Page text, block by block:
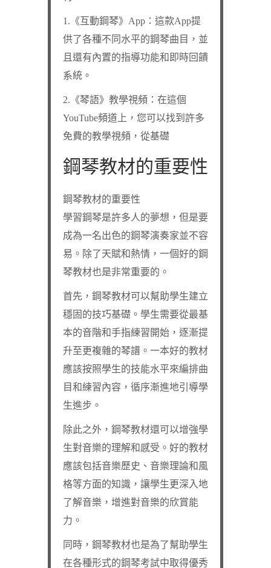
1.《互動鋼琴》App：這款App提
供了各種不同水平的鋼琴曲目，並
且還有內置的指導功能和即時回饋
系統。
2.《琴語》教學視頻：在這個
YouTube頻道上，您可以找到許多
免費的教學視頻，從基礎
鋼琴教材的重要性
鋼琴教材的重要性
學習鋼琴是許多人的夢想，但是要
成為一名出色的鋼琴演奏家並不容
易。除了天賦和熱情，一個好的鋼
琴教材也是非常重要的。
首先，鋼琴教材可以幫助學生建立
穩固的技巧基礎。學生需要從最基
本的音階和手指練習開始，逐漸提
升至更複雜的琴譜。一本好的教材
應該按照學生的技能水平來編排曲
目和練習內容，循序漸進地引導學
生進步。
除此之外，鋼琴教材還可以增強學
生對音樂的理解和感受。好的教材
應該包括音樂歷史、音樂理論和風
格等方面的知識，讓學生更深入地
了解音樂，增進對音樂的欣賞能
力。
同時，鋼琴教材也是為了幫助學生
在各種形式的鋼琴考試中取得優秀